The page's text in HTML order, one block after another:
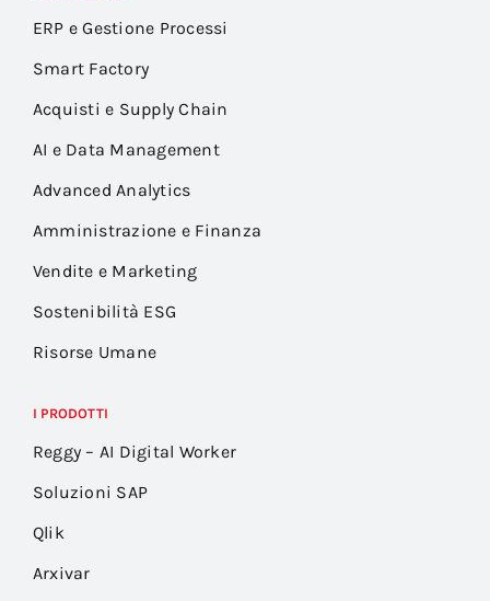
ERP e Gestione Processi
Smart Factory
Acquisti e Supply Chain
AI e Data Management
Advanced Analytics
Amministrazione e Finanza
Vendite e Marketing
Sostenibilità ESG
Risorse Umane
I PRODOTTI
Reggy – AI Digital Worker
Soluzioni SAP
Qlik
Arxivar